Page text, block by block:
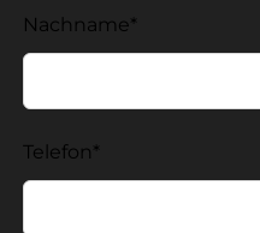
Nachname*
Telefon*